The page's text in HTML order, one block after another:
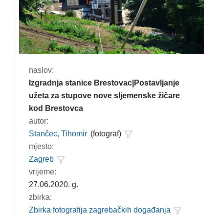
naslov:
Izgradnja stanice Brestovac|Postavljanje
užeta za stupove nove sljemenske žičare
kod Brestovca
autor:
Stančec, Tihomir (fotograf)
mjesto:
Zagreb
vrijeme:
27.06.2020. g.
zbirka:
Zbirka fotografija zagrebačkih događanja